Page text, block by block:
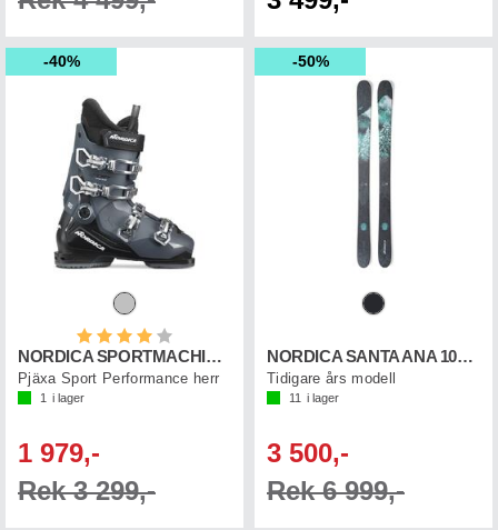
40%
Betyg:
NORDICA SPORTMACHINE 3 80
Pjäxa Sport Performance herr
1 i lager
1 979,-
Rek 3 299,-
50%
NORDICA SANTA ANA 104 FREE
Tidigare års modell
11 i lager
3 500,-
Rek 6 999,-